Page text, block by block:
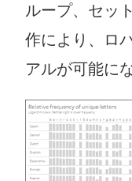
ループ、セッ
作により、ロ
アルが可能に